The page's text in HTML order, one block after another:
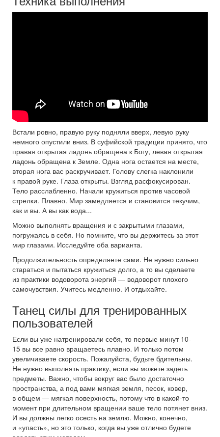
Встали ровно, правую руку подняли вверх, левую руку
немного опустили вниз. В суфийской традиции принято, что
правая открытая ладонь обращена к Богу, левая открытая
ладонь обращена к Земле. Одна нога остается на месте,
вторая нога вас раскручивает. Голову слегка наклонили
к правой руке. Глаза открыты. Взгляд расфокусирован.
Тело расслабленно. Начали кружиться против часовой
стрелки. Плавно. Мир замедляется и становится текучим,
как и вы. А вы как вода...
Можно выполнять вращения и с закрытыми глазами,
погружаясь в себя. Но помните, что вы держитесь за этот
мир глазами. Исследуйте оба варианта.
Продолжительность определяете сами. Не нужно сильно
стараться и пытаться кружиться долго, а то вы сделаете
из практики водоворота энергий — водоворот плохого
самочувствия. Учитесь медленно. И отдыхайте.
Танец силы для тренированных
пользователей
Если вы уже натренировали себя, то первые минут 10-
15 вы все равно вращаетесь плавно. И только потом
увеличиваете скорость. Пожалуйста, будьте бдительны.
Не нужно выполнять практику, если вы можете задеть
предметы. Важно, чтобы вокруг вас было достаточно
пространства, а под вами мягкая земля, песок, ковер,
в общем — мягкая поверхность, потому что в какой-то
момент при длительном вращении ваше тело потянет вниз.
И вы должны легко осесть на землю. Можно, конечно,
и «упасть», но это только, когда вы уже отлично будете